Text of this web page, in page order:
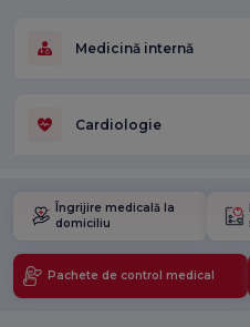
Medicină internă
Cardiologie
Îngrijire medicală la
domiciliu
Pachete de control medical